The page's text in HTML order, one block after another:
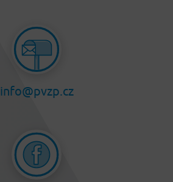
info@pvzp.cz